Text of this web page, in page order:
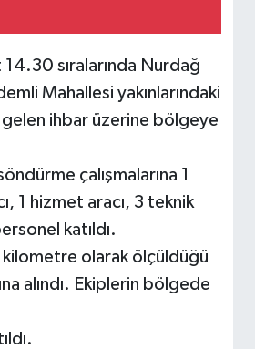
sıralarında Nurdağ
Mahallesi yakınlarındaki
gelen ihbar üzerine bölgeye
çalışmalarına 1
1 hizmet aracı, 3 teknik
katıldı.
kilometre olarak ölçüldüğü
alındı. Ekiplerin bölgede